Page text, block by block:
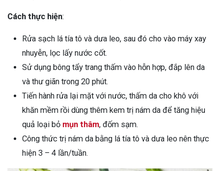
Cách thực hiện:
Rửa sạch lá tía tô và dưa leo, sau đó cho vào máy xay
nhuyễn, lọc lấy nước cốt.
Sử dụng bông tẩy trang thấm vào hỗn hợp, đắp lên da
và thư giãn trong 20 phút.
Tiến hành rửa lại mặt với nước, thấm da cho khô với
khăn mềm rồi dùng thêm kem trị nám da để tăng hiệu
quả loại bỏ mụn thâm, đốm sạm.
Công thức trị nám da bằng lá tía tô và dưa leo nên thực
hiện 3 – 4 lần/tuần.